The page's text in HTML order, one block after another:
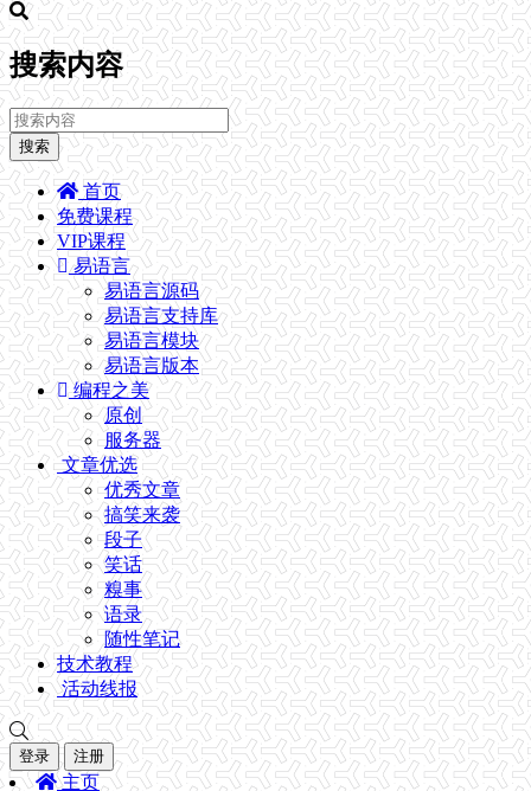
搜索内容
搜索
首页
免费课程
VIP课程
易语言
易语言源码
易语言支持库
易语言模块
易语言版本
编程之美
原创
服务器
文章优选
优秀文章
搞笑来袭
段子
笑话
糗事
语录
随性笔记
技术教程
活动线报
登录 注册
主页